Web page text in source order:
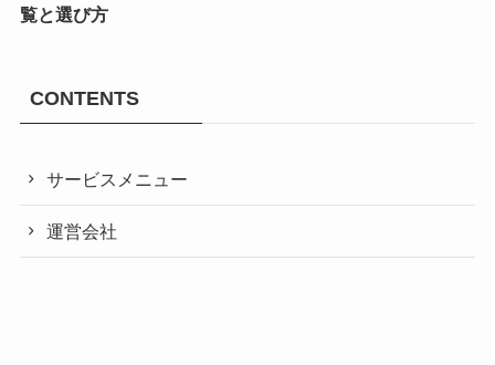
覧と選び方
CONTENTS
サービスメニュー
運営会社